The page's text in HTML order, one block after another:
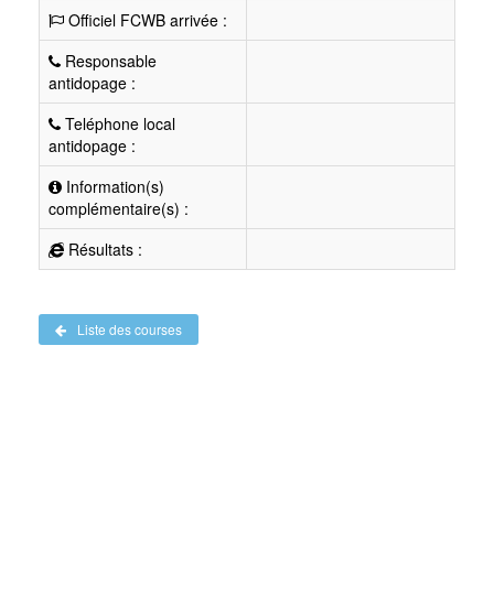
Officiel FCWB arrivée :
Responsable
antidopage :
Teléphone local
antidopage :
Information(s)
complémentaire(s) :
Résultats :
Liste des courses